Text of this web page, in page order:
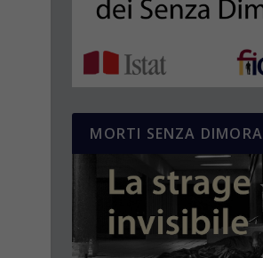
MORTI SENZA DIMORA